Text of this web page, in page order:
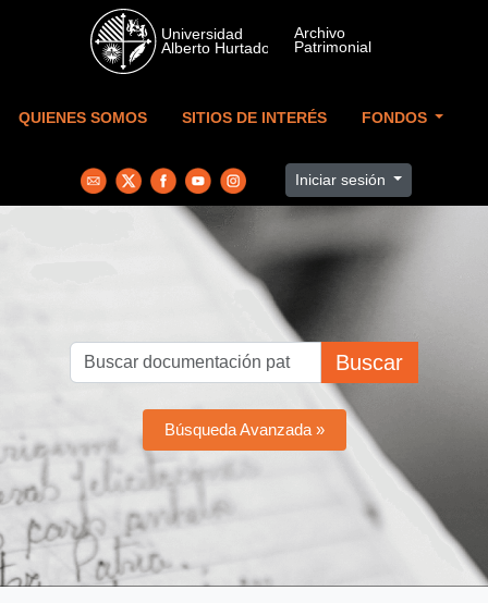
Skip to main content
QUIENES SOMOS SITIOS DE INTERÉS FONDOS
Iniciar sesión
Buscar
Búsqueda Avanzada »